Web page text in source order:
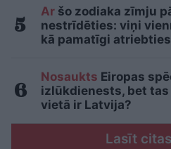
Ar šo zodiaka zīmju
nestrīdēties: viņi
kā pamatīgi atriebties
Nosaukts Eiropas
izlūkdienests, bet tas
vietā ir Latvija?
Lasīt